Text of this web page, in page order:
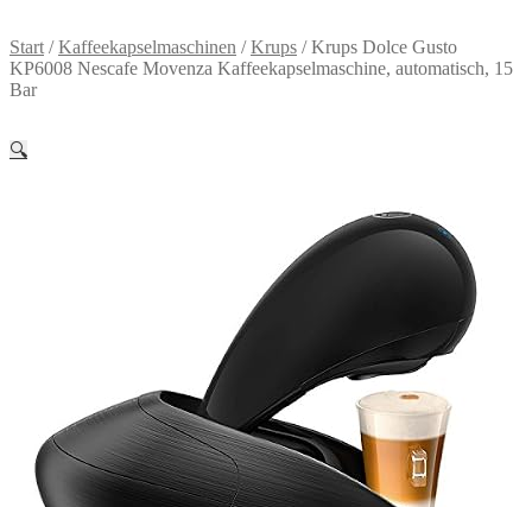
Start /Kaffeekapselmaschinen /Krups /Krups Dolce Gusto
KP6008 Nescafe Movenza Kaffeekapselmaschine, automatisch, 15
Bar
🔍